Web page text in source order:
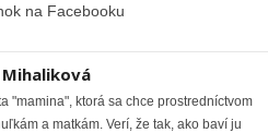
na Facebooku
Mihaliková
"mamina", ktorá sa chce prostredníctvom
a matkám. Verí, že tak, ako baví ju